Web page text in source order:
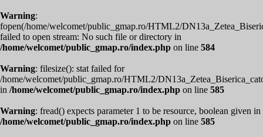
Warning:
fopen(/home/welcomet/public_gmap.ro/HTML2/
failed to open stream: No such file or directory in
/home/welcomet/public_gmap.ro/index.php on line 584
Warning: filesize(): stat failed for
/home/welcomet/public_gmap.ro/HTML2/
in /home/welcomet/public_gmap.ro/index.php on line 585
Warning: fread() expects parameter 1 to be resource, boolean given in
/home/welcomet/public_gmap.ro/index.php on line 585